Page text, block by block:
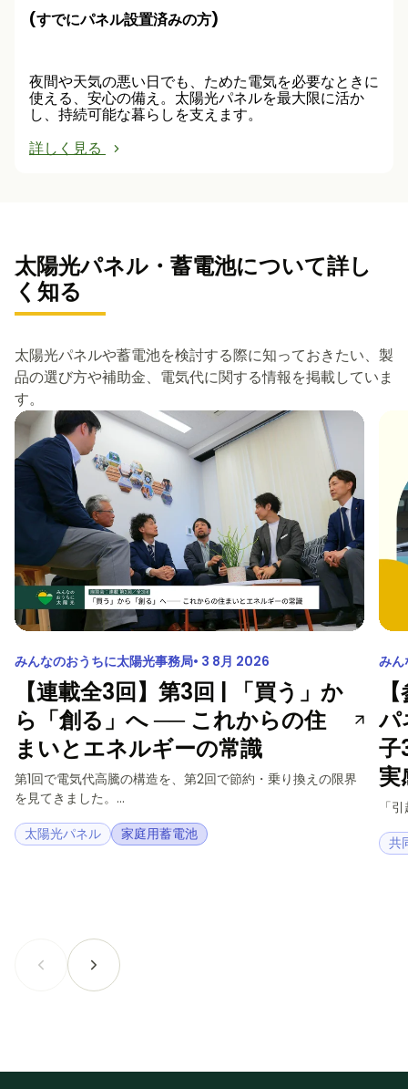
(すでにパネル設置済みの方)
夜間や天気の悪い日でも、ためた電気を必要なときに
使える、安心の備え。太陽光パネルを最大限に活か
し、持続可能な暮らしを支えます。
詳しく見る
太陽光パネル・蓄電池について詳し
く知る
太陽光パネルや蓄電池を検討する際に知っておきたい、製
品の選び方や補助金、電気代に関する情報を掲載していま
す。
みんなのおうちに太陽光事務局 3 8月 2026
【連載全3回】第3回 | 「買う」か
ら「創る」へ ── これからの住
まいとエネルギーの常識
第1回で電気代高騰の構造を、第2回で節約・乗り換えの限界
を見てきました。...
太陽光パネル
家庭用蓄電池
みん
パ
子
実
「
共